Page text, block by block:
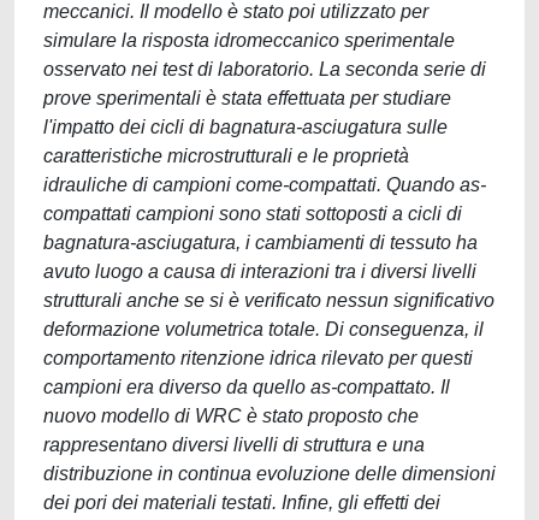
meccanici. Il modello è stato poi utilizzato per
simulare la risposta idromeccanico sperimentale
osservato nei test di laboratorio. La seconda serie di
prove sperimentali è stata effettuata per studiare
l'impatto dei cicli di bagnatura-asciugatura sulle
caratteristiche microstrutturali e le proprietà
idrauliche di campioni come-compattati. Quando as-
compattati campioni sono stati sottoposti a cicli di
bagnatura-asciugatura, i cambiamenti di tessuto ha
avuto luogo a causa di interazioni tra i diversi livelli
strutturali anche se si è verificato nessun significativo
deformazione volumetrica totale. Di conseguenza, il
comportamento ritenzione idrica rilevato per questi
campioni era diverso da quello as-compattato. Il
nuovo modello di WRC è stato proposto che
rappresentano diversi livelli di struttura e una
distribuzione in continua evoluzione delle dimensioni
dei pori dei materiali testati. Infine, gli effetti dei